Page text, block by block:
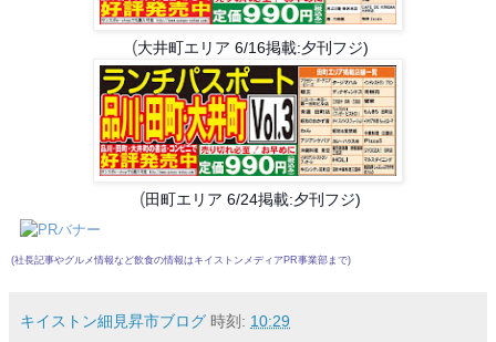
(大井町エリア 6/16掲載:夕刊フジ)
(田町エリア 6/24掲載:夕刊フジ)
(社長記事やグルメ情報など飲食の情報は キイストンメディアPR事業部 まで)
キイストン細見昇市ブログ 時刻: 10:29